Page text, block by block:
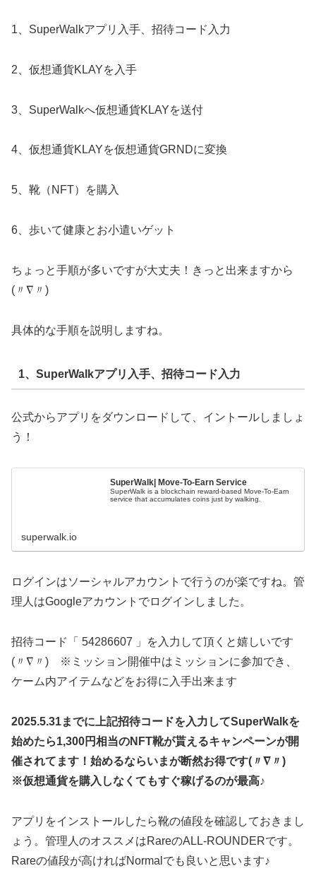
1、SuperWalkアプリ入手、招待コード入力
2、仮想通貨KLAYを入手
3、SuperWalkへ仮想通貨KLAYを送付
4、仮想通貨KLAYを仮想通貨GRNDに変換
5、靴（NFT）を購入
6、歩いて健康とお小遣いゲット
ちょっと手順が多いですが大丈夫！きっと出来ますから
(〃∇〃)
具体的な手順を説明しますね。
1、SuperWalkアプリ入手、招待コード入力
公式からアプリをダウンロードして、イントールしましょ
う！
SuperWalk| Move-To-Earn Service
SuperWalk is a blockchain reward-based Move-To-Earn
service that accumulates coins just by walking.
superwalk.io
ログインはソーシャルアカウントで行うのが楽ですね。管
理人はGoogleアカウントでログインしました。
招待コード「 54286607 」を入力して頂くと嬉しいです
(〃∇〃) ※ミッション開催中はミッションに参加でき、
ケーム内アイテムなどをお得に入手出来ます
2025.5.31までに上記招待コードを入力してSuperWalkを
始めたら1,300円相当のNFT靴が貰えるキャンペーンが開
催されてます！始めるならいまが断然お得です(〃∇〃)
※仮想通貨を購入しなくてもすぐ稼げるのが最高♪
アプリをインストールしたら靴の値段を確認しておきまし
ょう。管理人のオススメはRareのALL-ROUNDERです。
Rareの値段が高ければNormalでも良いと思います♪